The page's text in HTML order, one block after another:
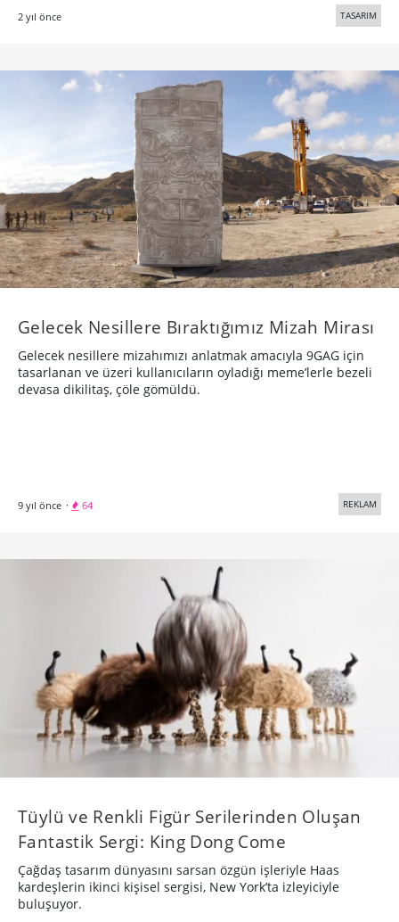
2 yıl önce TASARIM
Gelecek Nesillere Bıraktığımız Mizah Mirası
Gelecek nesillere mizahımızı anlatmak amacıyla 9GAG için
tasarlanan ve üzeri kullanıcıların oyladığı meme’lerle bezeli
devasa dikilitaş, çöle gömüldü.
9 yıl önce · 64 REKLAM
Tüylü ve Renkli Figür Serilerinden Oluşan
Fantastik Sergi: King Dong Come
Çağdaş tasarım dünyasını sarsan özgün işleriyle Haas
kardeşlerin ikinci kişisel sergisi, New York’ta izleyiciyle
buluşuyor.